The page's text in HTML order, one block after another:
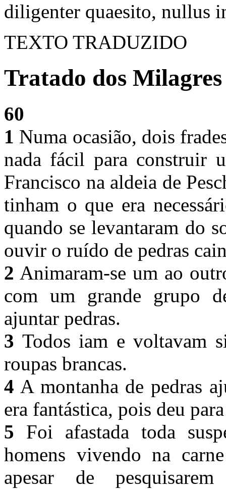
diligenter quaesito, nullus
TEXTO TRADUZIDO
Tratado dos
60
1 Numa ocasião, dois
nada fácil para construir
Francisco na aldeia de
tinham o que era
quando se levantaram do
ouvir o ruído de pedras
2 Animaram-se um ao
com um grande grupo
ajuntar pedras.
3 Todos iam e voltavam
roupas brancas.
4 A montanha de pedras
era fantástica, pois deu
5 Foi afastada toda
homens vivendo na
apesar de